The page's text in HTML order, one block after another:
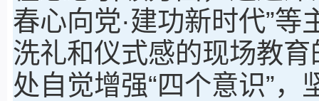
春心向党·建功新时代”
洗礼和仪式感的现场教
处自觉增强“四个意识”，